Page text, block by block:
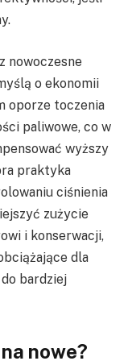
nowoczesne
o ekonomii
oporze toczenia
paliwowe, co w
wyższy
praktyka
ciśnienia
zużycie
i konserwacji,
dla
bardziej
nowe?